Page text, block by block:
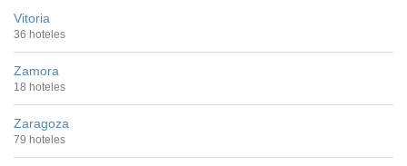
Vitoria
36 hoteles
Zamora
18 hoteles
Zaragoza
79 hoteles